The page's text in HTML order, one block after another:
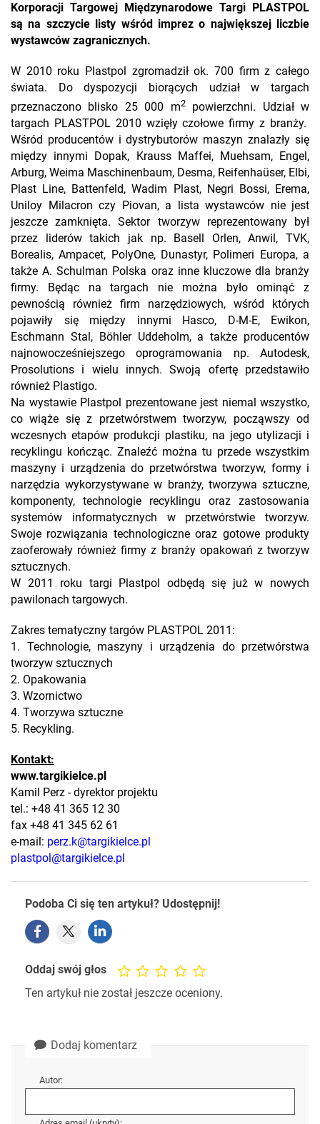
Korporacji Targowej Międzynarodowe Targi PLASTPOL
są na szczycie listy wśród imprez o największej liczbie
wystawców zagranicznych.
W 2010 roku Plastpol zgromadził ok. 700 firm z całego
świata. Do dyspozycji biorących udział w targach
przeznaczono blisko 25 000 m2powierzchni. Udział w
targach PLASTPOL 2010 wzięły czołowe firmy z branży.
Wśród producentów i dystrybutorów maszyn znalazły się
między innymi Dopak, Krauss Maffei, Muehsam, Engel,
Arburg, Weima Maschinenbaum, Desma, Reifenhaüser, Elbi,
Plast Line, Battenfeld, Wadim Plast, Negri Bossi, Erema,
Uniloy Milacron czy Piovan, a lista wystawców nie jest
jeszcze zamknięta. Sektor tworzyw reprezentowany był
przez liderów takich jak np. Basell Orlen, Anwil, TVK,
Borealis, Ampacet, PolyOne, Dunastyr, Polimeri Europa, a
także A. Schulman Polska oraz inne kluczowe dla branży
firmy. Będąc na targach nie można było ominąć z
pewnością również firm narzędziowych, wśród których
pojawiły się między innymi Hasco, D-M-E, Ewikon,
Eschmann Stal, Böhler Uddeholm, a także producentów
najnowocześniejszego oprogramowania np. Autodesk,
Prosolutions i wielu innych. Swoją ofertę przedstawiło
również Plastigo.
Na wystawie Plastpol prezentowane jest niemal wszystko,
co wiąże się z przetwórstwem tworzyw, począwszy od
wczesnych etapów produkcji plastiku, na jego utylizacji i
recyklingu kończąc. Znaleźć można tu przede wszystkim
maszyny i urządzenia do przetwórstwa tworzyw, formy i
narzędzia wykorzystywane w branży, tworzywa sztuczne,
komponenty, technologie recyklingu oraz zastosowania
systemów informatycznych w przetwórstwie tworzyw.
Swoje rozwiązania technologiczne oraz gotowe produkty
zaoferowały również firmy z branży opakowań z tworzyw
sztucznych.
W 2011 roku targi Plastpol odbędą się już w nowych
pawilonach targowych.
Zakres tematyczny targów PLASTPOL 2011:
1. Technologie, maszyny i urządzenia do przetwórstwa
tworzyw sztucznych
2. Opakowania
3. Wzornictwo
4. Tworzywa sztuczne
5. Recykling.
Kontakt:
www.targikielce.pl
Kamil Perz - dyrektor projektu
tel.: +48 41 365 12 30
fax +48 41 345 62 61
e-mail: perz.k@targikielce.pl
plastpol@targikielce.pl
Podoba Ci się ten artykuł? Udostępnij!
Oddaj swój głos
Ten artykuł nie został jeszcze oceniony.
Dodaj komentarz
Autor: